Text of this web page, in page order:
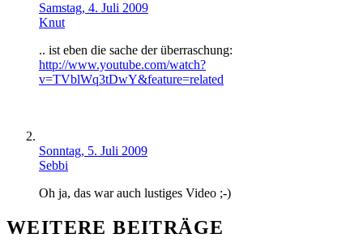
Samstag, 4. Juli 2009
Knut
.. ist eben die sache der überraschung:
http://www.youtube.com/watch?
v=TVblWq3tDwY&feature=related
Sonntag, 5. Juli 2009
Sebbi
Oh ja, das war auch lustiges Video ;-)
WEITERE BEITRÄGE